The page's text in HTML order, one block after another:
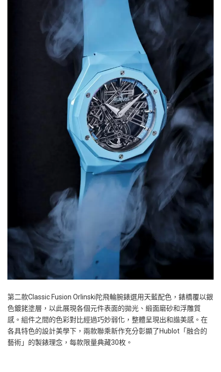
第二款Classic Fusion Orlinski陀飛輪腕錶選用天藍配色，錶橋覆以銀
色鍍銠塗層，以此展現各個元件表面的拋光、緞面磨砂和浮雕質
感。組件之間的色彩對比經過巧妙弱化，整體呈現出和諧美感。在
各具特色的設計美學下，兩款聯乘新作充分彰顯了Hublot 「融合的
藝術」的製錶理念，每款限量典藏30枚。